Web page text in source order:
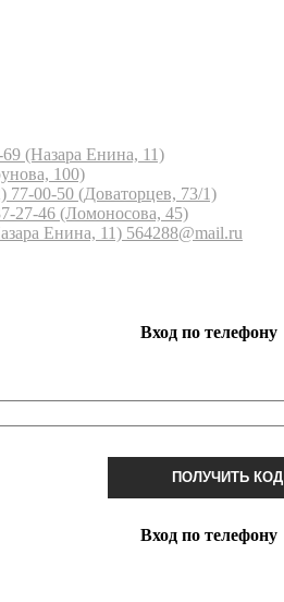
(Назара Енина, 11)
100)
77-00-50 (Доваторцев, 73/1)
27-46 (Ломоносова, 45)
Енина, 11) 564288@mail.ru
Вход по телефону
ПОЛУЧИТЬ КОД
Вход по телефону